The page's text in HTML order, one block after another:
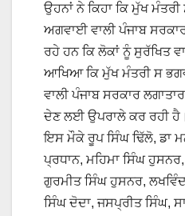
ਉਹਨਾਂ ਨੇ ਕਿਹਾ ਕਿ ਮੁੱਖ
ਅਗਵਾਈ ਵਾਲੀ ਪੰਜਾਬ
ਰਹੇ ਹਨ ਕਿ ਲੋਕਾਂ ਨੂੰ ਸੁਰੱਖਿਤ
ਆਖਿਆ ਕਿ ਮੁੱਖ ਮੰਤਰੀ ਸ
ਵਾਲੀ ਪੰਜਾਬ ਸਰਕਾਰ
ਦੇਣ ਲਈ ਉਪਰਾਲੇ ਕਰ ਰਹੀ ਹੈ।
ਇਸ ਮੌਕੇ ਰੂਪ ਸਿੰਘ ਢਿੱਲੋ, ਡਾ
ਪ੍ਰਧਾਨ, ਮਹਿਮਾ ਸਿੰਘ
ਗੁਰਮੀਤ ਸਿੰਘ ਹੁਸਨਰ,
ਸਿੰਘ ਦੋਦਾ, ਜਸਪ੍ਰੀਤ ਸਿੰਘ,